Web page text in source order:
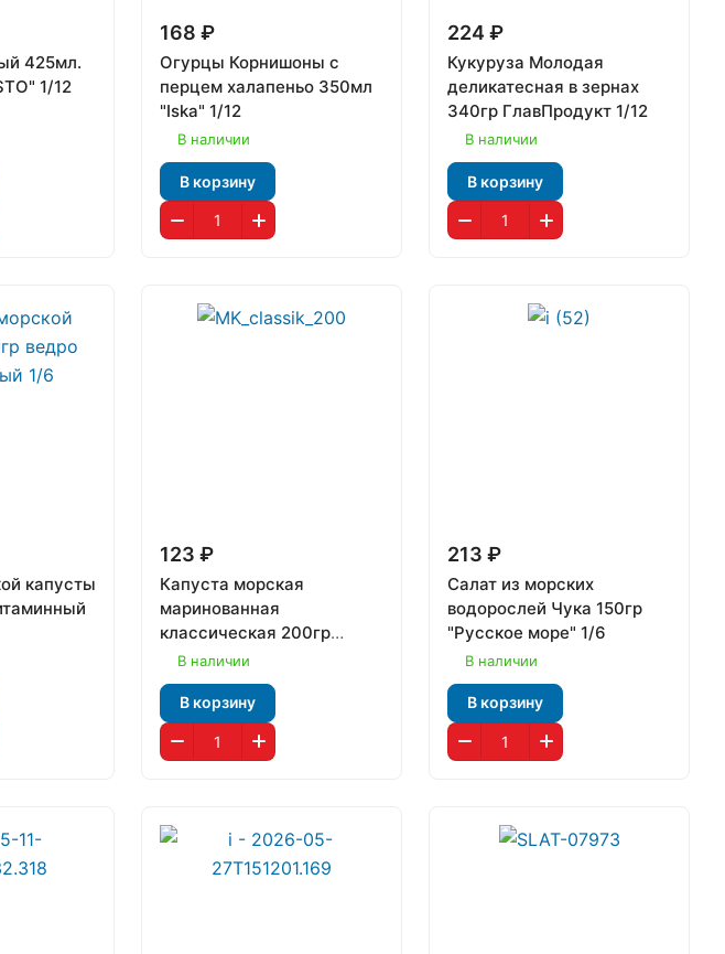
425мл.
1/12
168 ₽
Огурцы Корнишоны с
перцем халапеньо 350мл
"Iska" 1/12
В наличии
В корзину
224 ₽
Кукуруза Молодая
деликатесная в зернах
340гр ГлавПродукт 1/12
В наличии
В корзину
капусты
123 ₽
Капуста морская
маринованная
классическая 200гр
"Русское море" 1/12
В наличии
В корзину
213 ₽
Салат из морских
водорослей Чука 150гр
"Русское море" 1/6
В наличии
В корзину